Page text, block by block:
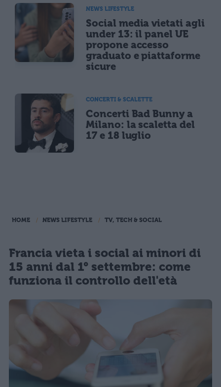
NEWS LIFESTYLE
Social media vietati agli
under 13: il panel UE
propone accesso
graduato e piattaforme
sicure
CONCERTI & SCALETTE
Concerti Bad Bunny a
Milano: la scaletta del
17 e 18 luglio
HOME NEWS LIFESTYLE TV, TECH & SOCIAL
Francia vieta i social ai minori di
15 anni dal 1° settembre: come
funziona il controllo dell'età